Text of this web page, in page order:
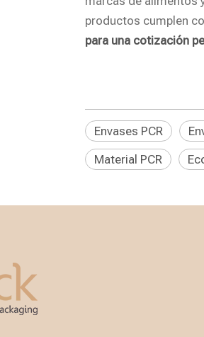
productos cumplen
para una cotización
Envases PCR
Material PCR